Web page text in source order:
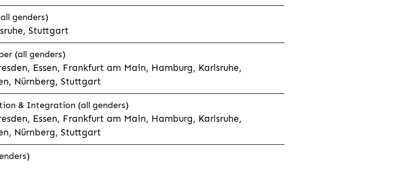
genders)
Stuttgart
(all genders)
Essen, Frankfurt am Main, Hamburg, Karlsruhe,
Nürnberg, Stuttgart
& Integration (all genders)
Essen, Frankfurt am Main, Hamburg, Karlsruhe,
Nürnberg, Stuttgart